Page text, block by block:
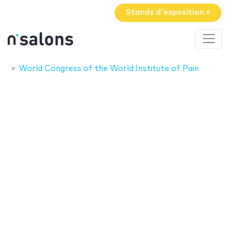
Stands d'exposition »
World Congress of the World Institute of Pain